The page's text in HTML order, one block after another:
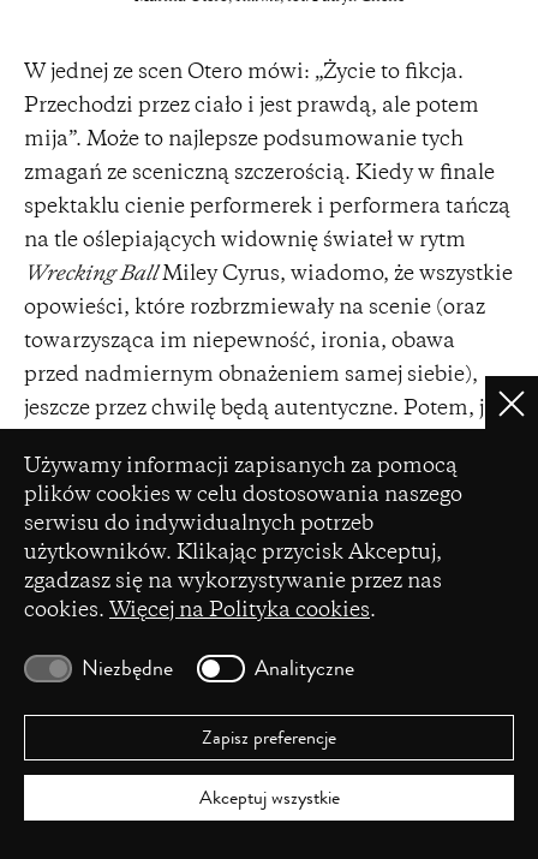
Ustawienia plików cookie
Używamy informacji zapisanych za pomocą
plików cookies w celu dostosowania naszego
serwisu do indywidualnych potrzeb
użytkowników. Klikając przycisk Akceptuj,
zgadzasz się na wykorzystywanie przez nas
cookies. Więcej na Polityka cookies.
Niezbędne Analityczne
Zapisz preferencje
Akceptuj wszystkie
W jednej ze scen Otero mówi: „Życie to fikcja.
Przechodzi przez ciało i jest prawdą, ale potem
mija”. Może to najlepsze podsumowanie tych
zmagań ze sceniczną szczerością. Kiedy w finale
spektaklu cienie performerek i performera tańczą
na tle oślepiających widownię świateł w rytm
Wrecking BallMiley Cyrus, wiadomo, że wszystkie
opowieści, które rozbrzmiewały na scenie (oraz
towarzysząca im niepewność, ironia, obawa
przed nadmiernym obnażeniem samej siebie),
jeszcze przez chwilę będą autentyczne. Potem, jak
zwiewnym powietrzu. Szczere wyznanie jest
zawsze nietrwałe i kruche, ale to wcale nie ujmuje
mu wagi. Ma tę samą moc, co teatr – czasami na
krótką chwilę nabiera takiej siły, że nie sposób mu
zaprzeczyć.
Wzór cytowania:
Schreiber, Paweł,Wyznania, „Didaskalia. Gazeta
Teatralna” 2025, nr 185,